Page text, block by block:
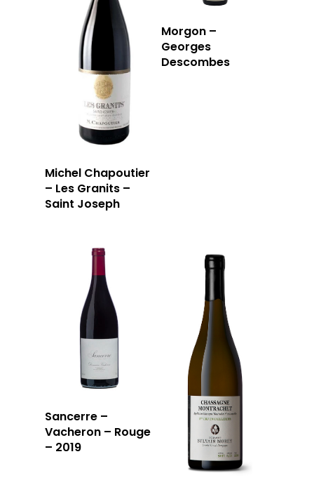
Michel Chapoutier
– Les Granits –
Saint Joseph
Morgon –
Georges
Descombes
Sancerre –
Vacheron – Rouge
– 2019